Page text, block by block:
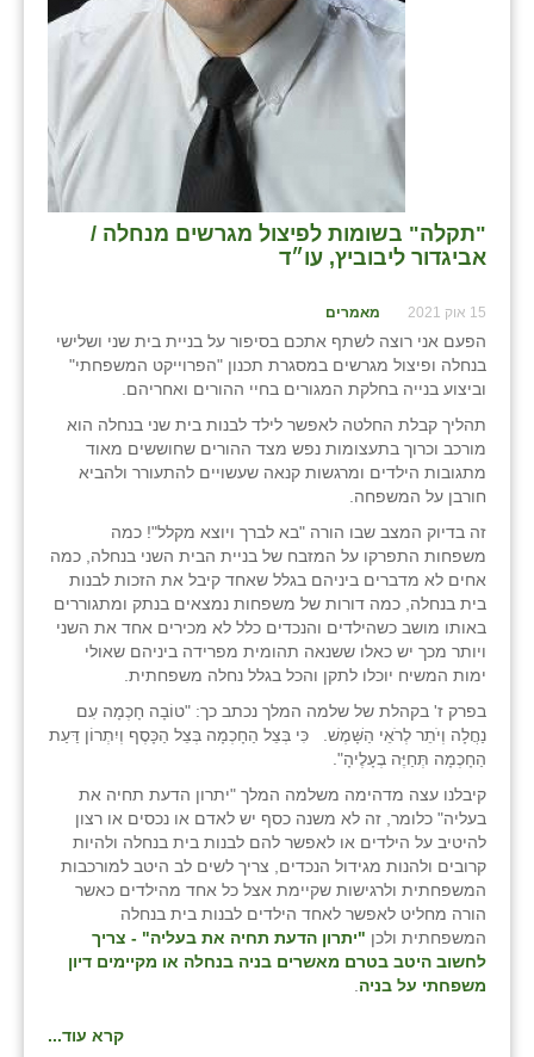
"תקלה" בשומות לפיצול מגרשים מנחלה /
אביגדור ליבוביץ, עו״ד
15 אוק 2021 מאמרים
הפעם אני רוצה לשתף אתכם בסיפור על בניית בית שני ושלישי
בנחלה ופיצול מגרשים במסגרת תכנון "הפרוייקט המשפחתי"
וביצוע בנייה בחלקת המגורים בחיי ההורים ואחריהם.
תהליך קבלת החלטה לאפשר לילד לבנות בית שני בנחלה הוא
מורכב וכרוך בתעצומות נפש מצד ההורים שחוששים מאוד
מתגובות הילדים ומרגשות קנאה שעשויים להתעורר ולהביא
חורבן על המשפחה.
זה בדיוק המצב שבו הורה "בא לברך ויוצא מקלל"! כמה
משפחות התפרקו על המזבח של בניית הבית השני בנחלה, כמה
אחים לא מדברים ביניהם בגלל שאחד קיבל את הזכות לבנות
בית בנחלה, כמה דורות של משפחות נמצאים בנתק ומתגוררים
באותו מושב כשהילדים והנכדים כלל לא מכירים אחד את השני
ויותר מכך יש כאלו ששנאה תהומית מפרידה ביניהם שאולי
ימות המשיח יוכלו לתקן והכל בגלל נחלה משפחתית.
בפרק ז' בקהלת של שלמה המלך נכתב כך: "טוֹבָה חָכְמָה עִם
נַחֲלָה וְיֹתֵר לְרֹאֵי הַשָּׁמֶשׁ. כִּי בְּצֵל הַחָכְמָה בְּצֵל הַכָּסֶף וְיִתְרוֹן דַּעַת
הַחָכְמָה תְּחַיֶּה בְעָלֶיהָ".
קיבלנו עצה מדהימה משלמה המלך "יתרון הדעת תחיה את
בעליה" כלומר, זה לא משנה כסף יש לאדם או נכסים או רצון
להיטיב על הילדים או לאפשר להם לבנות בית בנחלה ולהיות
קרובים ולהנות מגידול הנכדים, צריך לשים לב היטב למורכבות
המשפחתית ולרגישות שקיימת אצל כל אחד מהילדים כאשר
הורה מחליט לאפשר לאחד הילדים לבנות בית בנחלה
המשפחתית ולכן "יתרון הדעת תחיה את בעליה" - צריך
לחשוב היטב בטרם מאשרים בניה בנחלה או מקיימים דיון
משפחתי על בניה
קרא עוד...